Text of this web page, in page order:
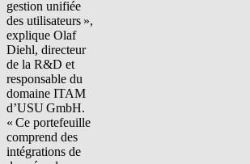
gestion unifiée
des utilisateurs »,
explique Olaf
Diehl, directeur
de la R&D et
responsable du
domaine ITAM
d’USU GmbH.
« Ce portefeuille
comprend des
intégrations de